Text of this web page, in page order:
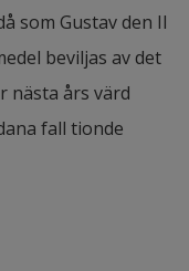
som Gustav den II
beviljas av det
nästa års värd
fall tionde